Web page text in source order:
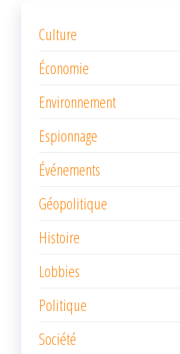
Culture
Économie
Environnement
Espionnage
Événements
Géopolitique
Histoire
Lobbies
Politique
Société